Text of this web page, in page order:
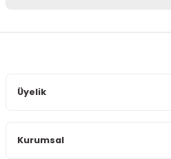
Ürün bilgilerinde hatalar bulunuyor.
Üyelik
Kurumsal